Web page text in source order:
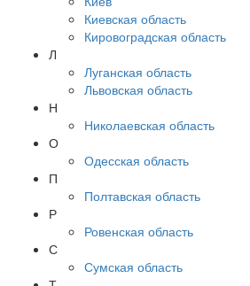
Киевская область
Кировоградская область
Л
Луганская область
Львовская область
Н
Николаевская область
О
Одесская область
П
Полтавская область
Р
Ровенская область
С
Сумская область